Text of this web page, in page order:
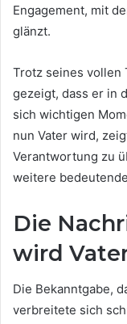
Engagement, mit
glänzt.
Trotz seines vollen
gezeigt, dass er in
sich wichtigen
nun Vater wird,
Verantwortung zu
weitere
Die
wird
Die Bekanntgabe,
verbreitete sich